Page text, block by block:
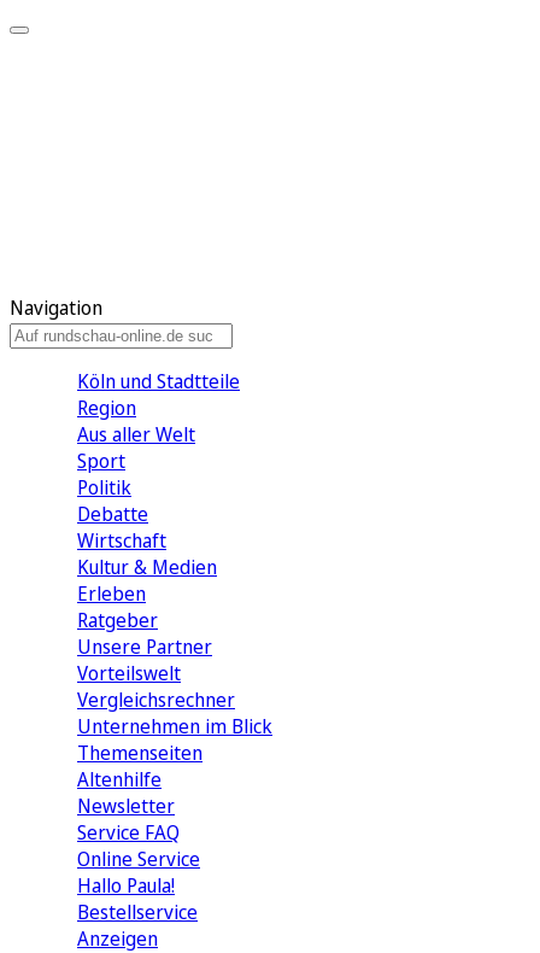
Navigation
Köln und Stadtteile
Region
Aus aller Welt
Sport
Politik
Debatte
Wirtschaft
Kultur & Medien
Erleben
Ratgeber
Unsere Partner
Vorteilswelt
Vergleichsrechner
Unternehmen im Blick
Themenseiten
Altenhilfe
Newsletter
Service FAQ
Online Service
Hallo Paula!
Bestellservice
Anzeigen